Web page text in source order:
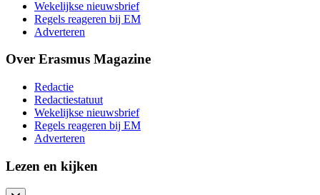
Wekelijkse nieuwsbrief
Regels reageren bij EM
Adverteren
Over Erasmus Magazine
Redactie
Redactiestatuut
Wekelijkse nieuwsbrief
Regels reageren bij EM
Adverteren
Lezen en kijken